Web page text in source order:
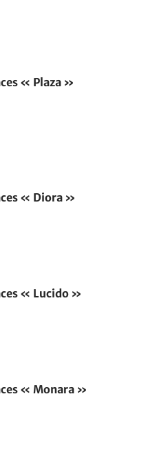
« Plaza »
« Diora »
« Lucido »
« Monara »